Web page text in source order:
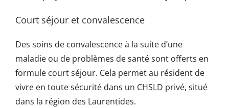
Court séjour et convalescence
Des soins de convalescence à la suite d’une
maladie ou de problèmes de santé sont offerts en
formule court séjour. Cela permet au résident de
vivre en toute sécurité dans un CHSLD privé, situé
dans la région des Laurentides.